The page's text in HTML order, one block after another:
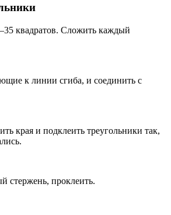
квадратов. Сложить каждый
к линии сгиба, и соединить с
края и подклеить треугольники так,
стержень, проклеить.